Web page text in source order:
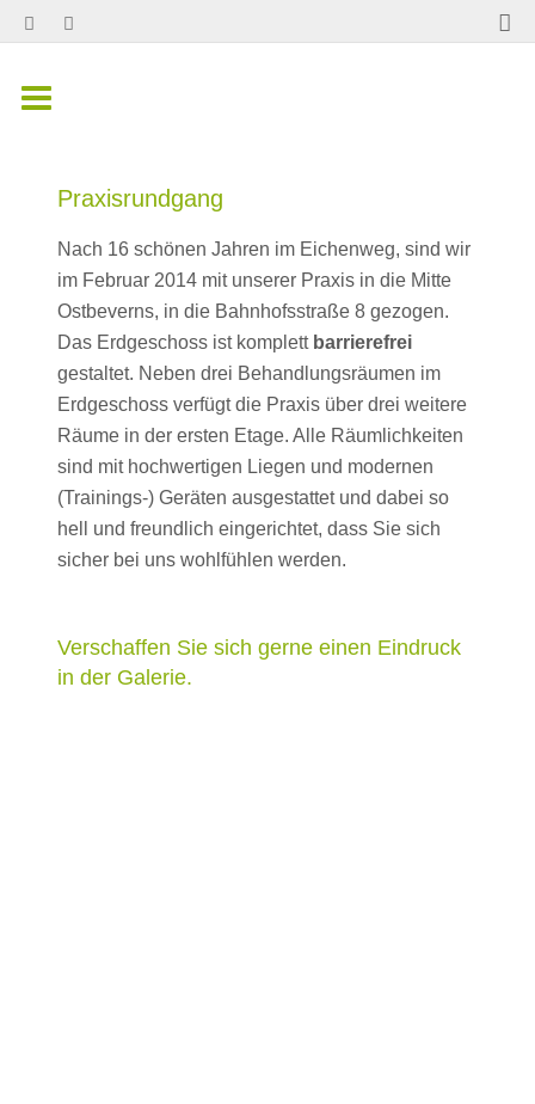
Praxisrundgang
Nach 16 schönen Jahren im Eichenweg, sind wir
im Februar 2014 mit unserer Praxis in die Mitte
Ostbeverns, in die Bahnhofsstraße 8 gezogen.
Das Erdgeschoss ist komplett barrierefrei
gestaltet. Neben drei Behandlungsräumen im
Erdgeschoss verfügt die Praxis über drei weitere
Räume in der ersten Etage. Alle Räumlichkeiten
sind mit hochwertigen Liegen und modernen
(Trainings-) Geräten ausgestattet und dabei so
hell und freundlich eingerichtet, dass Sie sich
sicher bei uns wohlfühlen werden.
Verschaffen Sie sich gerne einen Eindruck
in der Galerie.